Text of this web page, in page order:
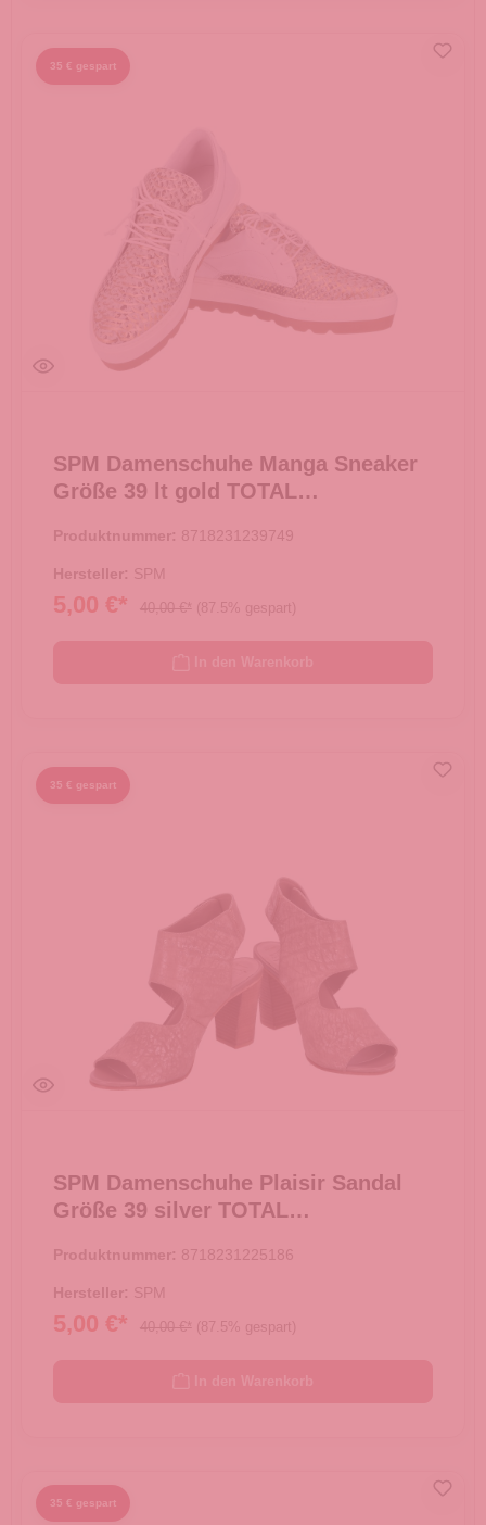
35 € gespart
SPM Damenschuhe Manga Sneaker
Größe 39 lt gold TOTAL
Produktnummer: 8718231239749
Hersteller: SPM
5,00 €* 40,00 €* (87.5% gespart)
35 € gespart
SPM Damenschuhe Plaisir Sandal
Größe 39 silver TOTAL
Produktnummer: 8718231225186
Hersteller: SPM
5,00 €* 40,00 €* (87.5% gespart)
35 € gespart